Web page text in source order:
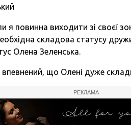
я повинна виходити зі своєї
складова статусу
Олена Зеленська.
впевнений, що Олені дуже
РЕКЛАМА